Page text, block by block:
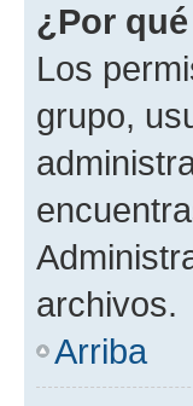
¿Por
Los
grupo,
archivos.
Arriba